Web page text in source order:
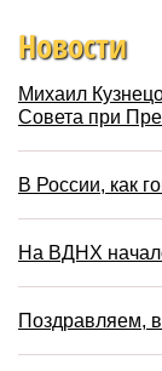
Новости
Михаил
Совета при
В России, как
На ВДНХ
Поздравляем,